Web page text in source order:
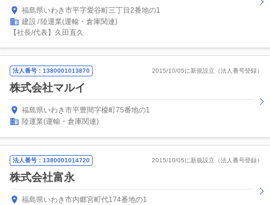
福島県いわき市平字愛谷町三丁目2番地の1
建設
陸運業(運輸・倉庫関連)
【社長/代表】久田直久
法人番号：1380001013870 2015/10/05に新規設立（法人番号登録）
株式会社マルイ
福島県いわき市平豊間字榎町75番地の1
陸運業(運輸・倉庫関連)
法人番号：1380001014720 2015/10/05に新規設立（法人番号登録）
株式会社富永
福島県いわき市内郷宮町代174番地の1